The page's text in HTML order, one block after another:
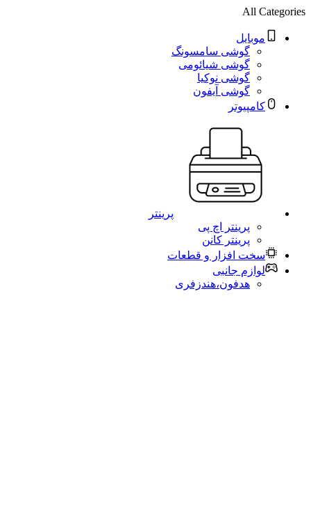
All Categories
موبایل
گوشی سامسونگ
گوشی شیائومی
گوشی نوکیا
گوشی آیفون
کامپیوتر
پرینتر
پرینتر اچ پی
پرینتر کانن
سخت افزار و قطعات
لوازم جانبی
هدفون،هندزفری